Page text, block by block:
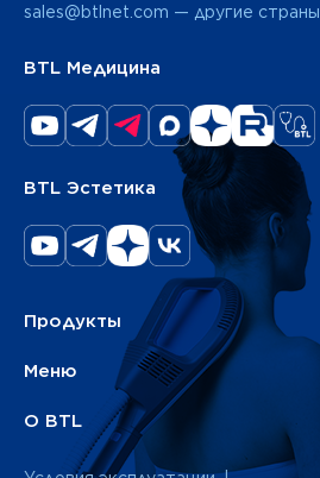
Продукты
Меню
sales@btlnet.com — другие страны
BTL Медицина
BTL Эстетика
О BTL